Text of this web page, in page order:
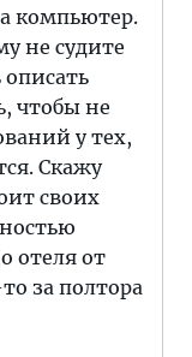
компьютер.
не судите
чтобы не
у тех,
Скажу
своих
отеля от
за полтора